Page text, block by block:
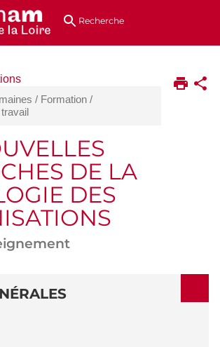
au
directsRecherche
/ Formation /
DE LA
DES